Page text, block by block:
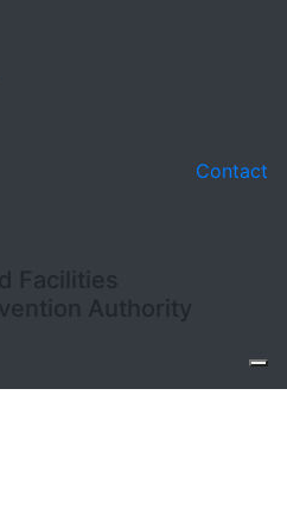
Facilities
Authority
Contact